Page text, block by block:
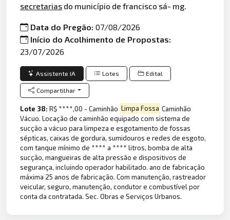
secretarias do município de francisco sá- mg.
Data do Pregão:07/08/2026
Início do Acolhimento de Propostas:
23/07/2026
Assistente IA Lotes Edital
Compartilhar
Lote 38:R$ ****,00 - Caminhão Limpa Fossa Caminhão
Vácuo. Locação de caminhão equipado com sistema de
sucção a vácuo para limpeza e esgotamento de fossas
sépticas, caixas de gordura, sumidouros e redes de esgoto,
com tanque mínimo de **** a **** litros, bomba de alta
sucção, mangueiras de alta pressão e dispositivos de
segurança, incluindo operador habilitado. ano de fabricação
máxima 25 anos de fabricação. Com manutenção, rastreador
veicular, seguro, manutenção, condutor e combustível por
conta da contratada. Sec. Obras e Serviços Urbanos.